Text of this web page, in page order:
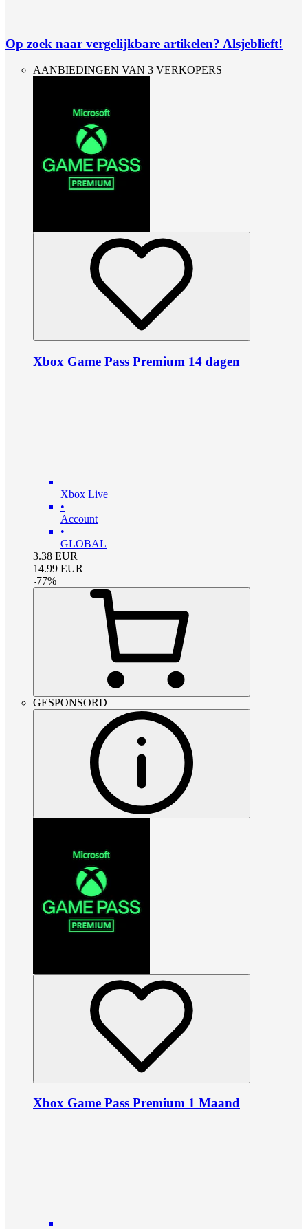
Op zoek naar vergelijkbare artikelen? Alsjeblieft!
AANBIEDINGEN VAN 3 VERKOPERS
Xbox Game Pass Premium 14 dagen
Xbox Live
•
Account
•
GLOBAL
3.38 EUR
14.99 EUR
-77%
GESPONSORD
Xbox Game Pass Premium 1 Maand